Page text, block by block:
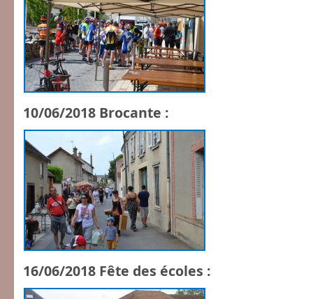
10/06/2018 Brocante :
16/06/2018 Fête des écoles :